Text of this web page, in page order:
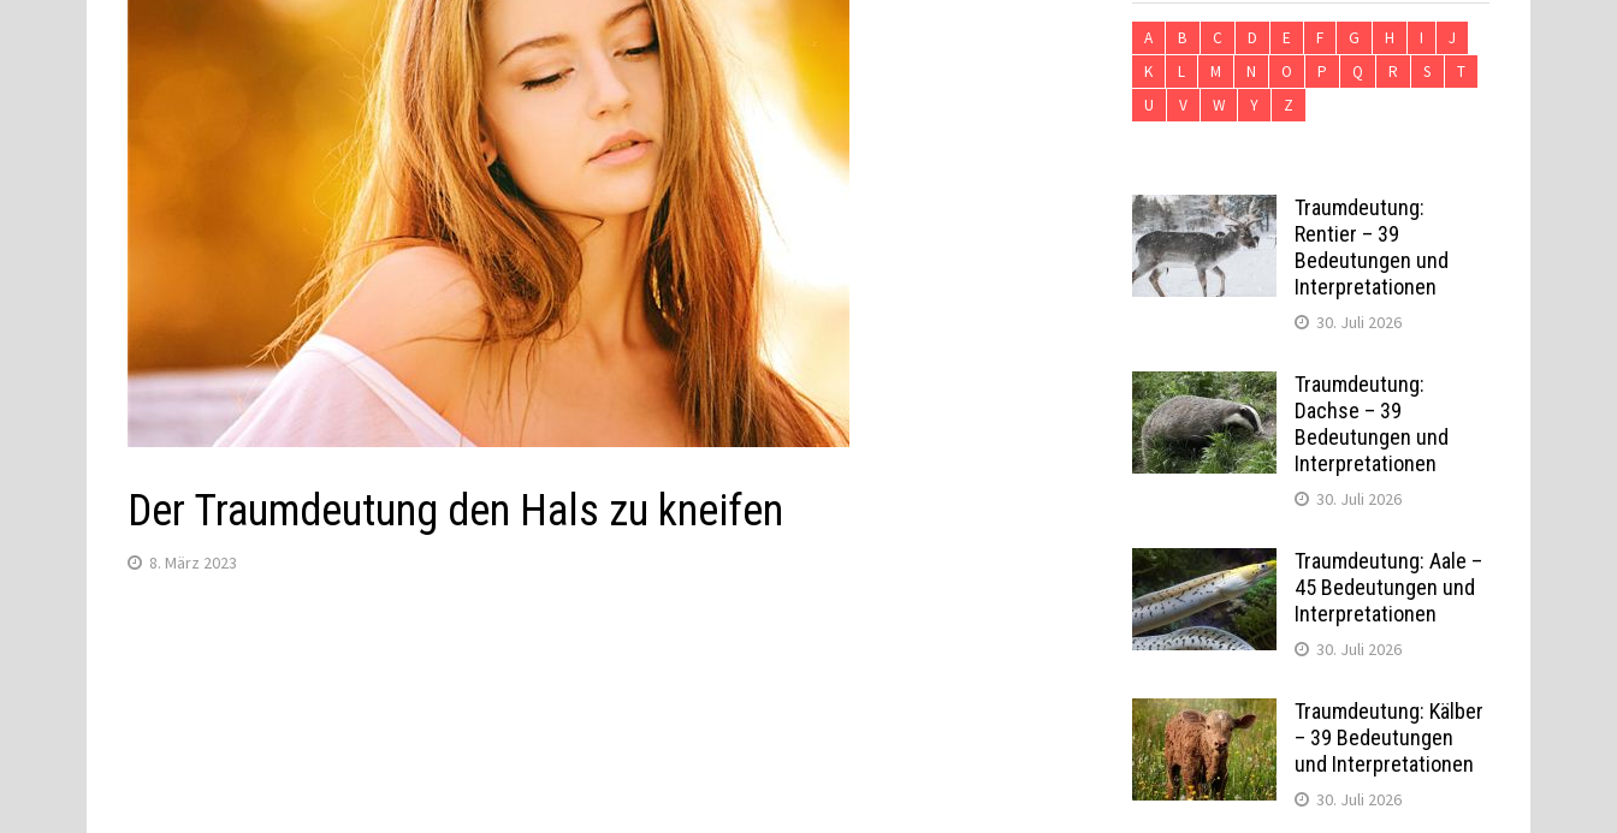
Der Traumdeutung den Hals zu kneifen
8. März 2023
A B C D E F G H I
J
K
L M N O P Q R S
T
U
V W Y Z
Traumdeutung:
Rentier – 39
Bedeutungen und
Interpretationen
30. Juli 2026
Traumdeutung:
Dachse – 39
Bedeutungen und
Interpretationen
30. Juli 2026
Traumdeutung: Aale –
45 Bedeutungen und
Interpretationen
30. Juli 2026
Traumdeutung: Kälber
– 39 Bedeutungen
und Interpretationen
30. Juli 2026